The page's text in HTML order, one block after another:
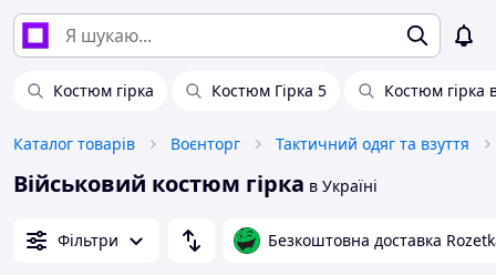
Костюм гірка Костюм Гірка 5 Костюм гірка
Каталог товарів Воєнторг Тактичний одяг та взуття
Військовий костюм гірка в Україні
Фільтри Безкоштовна доставка